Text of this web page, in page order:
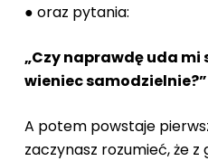
● oraz pytania:
„Czy naprawdę uda mi
wieniec samodzielnie?”
A potem powstaje
zaczynasz rozumieć, że z